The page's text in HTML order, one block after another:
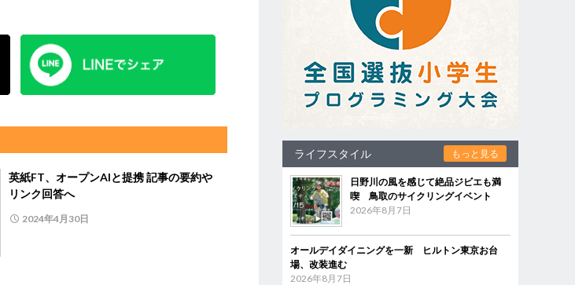
英紙FT、オープンAIと提携 記事の要約や
リンク回答へ
2024年4月30日
ライフスタイル もっと見る
日野川の風を感じて絶品ジビエも満
喫 鳥取のサイクリングイベント
2026年8月7日
オールデイダイニングを一新 ヒルトン東京お台
場、改装進む
2026年8月7日